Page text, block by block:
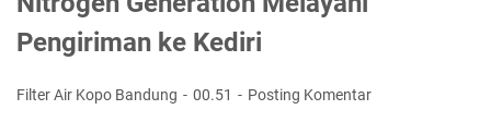
Pengiriman ke Kediri
Filter Air Kopo Bandung 00.51 Posting Komentar